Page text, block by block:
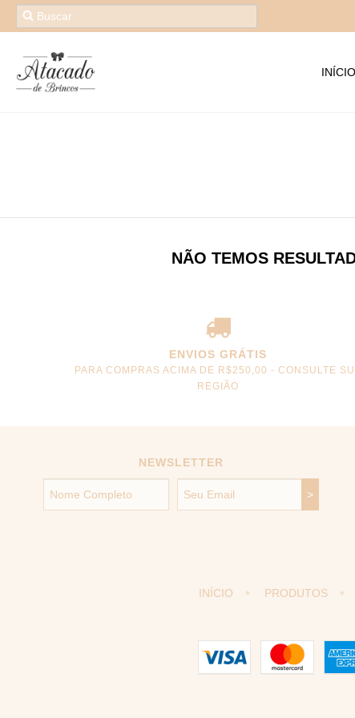
INÍCIO
NÃO TEMOS
ENVIOS GRÁTIS
PARA COMPRAS ACIMA DE R$250,00 - CONSULTE
REGIÃO
NEWSLETTER
INÍCIO PRODUTOS